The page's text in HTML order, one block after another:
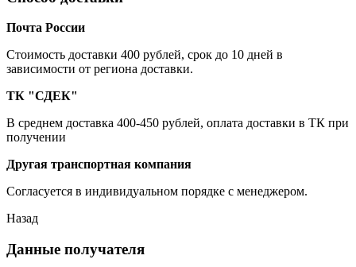
Почта России
Cтоимость доставки 400 рублей, срок до 10 дней в
зависимости от региона доставки.
ТК "СДЕК"
В среднем доставка 400-450 рублей, оплата доставки в ТК при
получении
Другая транспортная компания
Согласуется в индивидуальном порядке с менеджером.
Назад
Данные получателя